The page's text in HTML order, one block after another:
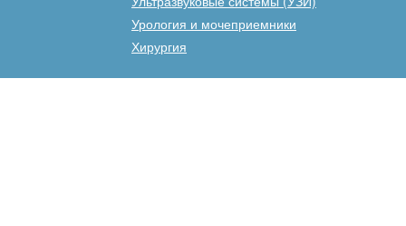
Урология и мочеприемники
Хирургия